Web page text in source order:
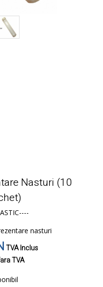
Nasturi (10
nasturi
TVA Inclus
TVA